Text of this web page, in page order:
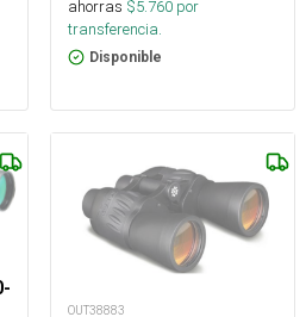
ahorras $5.760 por
transferencia.
Disponible
OUT38883